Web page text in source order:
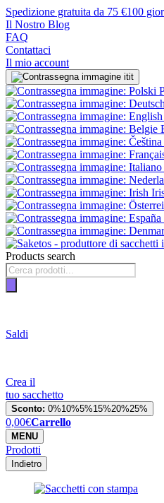
Spedizione gratuita da 75 €100
Il Nostro Blog
FAQ
Contattaci
Il mio account
it
Products search
Saldi
Crea il
tuo sacchetto
Sconto: 0%10%5%15%20%25%
0,00€Carrello
MENU
Prodotti
Indietro